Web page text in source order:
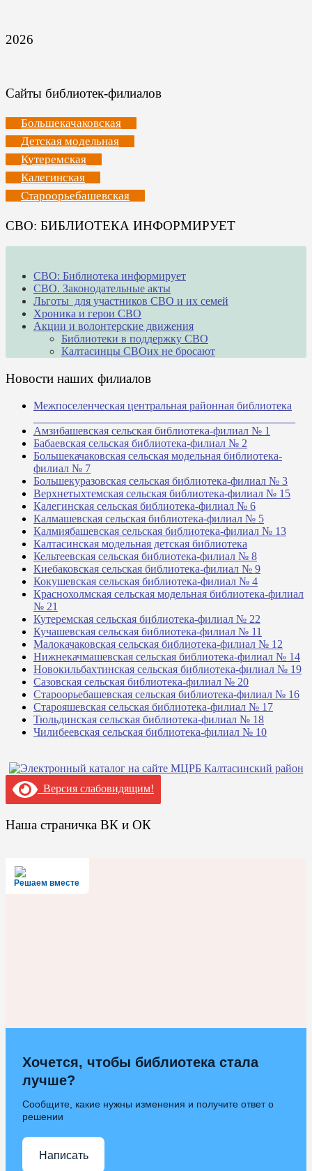
2026
Сайты библиотек-филиалов
Большекачаковская
Детская модельная
Кутеремская
Калегинская
Староорьебашевская
СВО: БИБЛИОТЕКА ИНФОРМИРУЕТ
СВО: Библиотека информирует
СВО. Законодательные акты
Льготы для участников СВО и их семей
Хроника и герои СВО
Акции и волонтерские движения
Библиотеки в поддержку СВО
Калтасинцы СВОих не бросают
Новости наших филиалов
Межпоселенческая центральная районная библиотека
Амзибашевская сельская библиотека-филиал № 1
Бабаевская сельская библиотека-филиал № 2
Большекачаковская сельская модельная библиотека-
филиал № 7
Большекуразовская сельская библиотека-филиал № 3
Верхнетыхтемская сельская библиотека-филиал № 15
Калегинская сельская библиотека-филиал № 6
Калмашевская сельская библиотека-филиал № 5
Калмиябашевская сельская библиотека-филиал № 13
Калтасинская модельная детская библиотека
Кельтеевская сельская библиотека-филиал № 8
Киебаковская сельская библиотека-филиал № 9
Кокушевская сельская библиотека-филиал № 4
Краснохолмская сельская модельная библиотека-филиал
№ 21
Кутеремская сельская библиотека-филиал № 22
Кучашевская сельская библиотека-филиал № 11
Малокачаковская сельская библиотека-филиал № 12
Нижнекачмашевская сельская библиотека-филиал № 14
Новокильбахтинская сельская библиотека-филиал № 19
Сазовская сельская библиотека-филиал № 20
Староорьебашевская сельская библиотека-филиал № 16
Старояшевская сельская библиотека-филиал № 17
Тюльдинская сельская библиотека-филиал № 18
Чилибеевская сельская библиотека-филиал № 10
Версия слабовидящим!
Наша страничка ВК и ОК
Решаем вместе
Хочется, чтобы библиотека стала
лучше?
Сообщите, какие нужны изменения и получите ответ о
решении
Написать